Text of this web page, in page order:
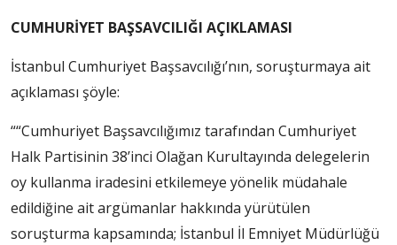
CUMHURİYET BAŞSAVCILIĞI AÇIKLAMASI
İstanbul Cumhuriyet Başsavcılığı’nın, soruşturmaya ait
açıklaması şöyle:
““Cumhuriyet Başsavcılığımız tarafından Cumhuriyet
Halk Partisinin 38’inci Olağan Kurultayında delegelerin
oy kullanma iradesini etkilemeye yönelik müdahale
edildiğine ait argümanlar hakkında yürütülen
soruşturma kapsamında; İstanbul İl Emniyet Müdürlüğü